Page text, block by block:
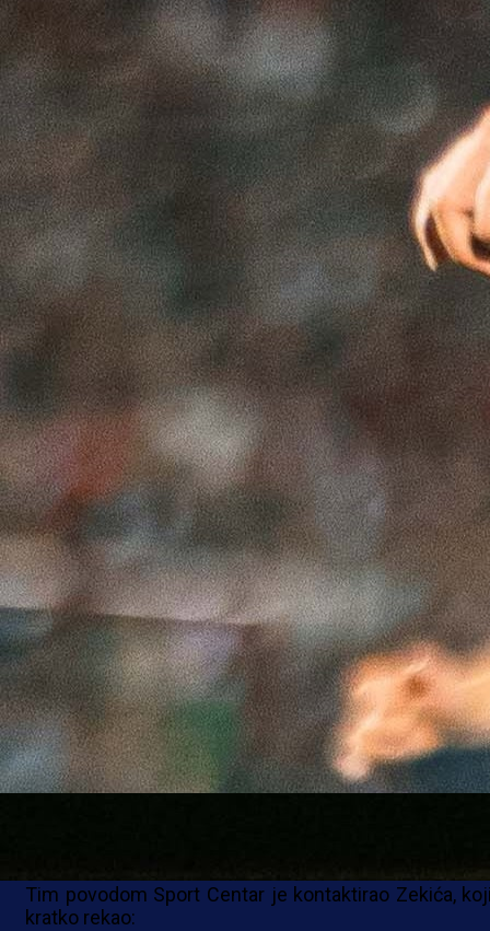
BIVŠI TRENER SARAJEVA
Zoran Zekić ime je koje se sve češće čuje kao
ponovno rješenje za klupu Fudbalskog kluba
nakon razočaravajuće sezone u kojoj su
zaobišli Koševo.
Hrvatski stručnjak je s bordo klubom osvojio Kup
2025. u svojoj prvoj sezoni, ali i podnio
augustu iste godine, nakon lošeg početka sezone.
Podsjetimo, njegovom odlasku prethodila je
već na prvoj prepreci u Evropi protiv
Universitatee iz Krajove, a potom je uslijedio
remi od 4:4 u već čuvenom prvenstvenom meču
Koševu protiv Radnika iz Bijeljine.
No, kako mnogi smatraju da je pod Zekićem (51),
i napadačem bordo kluba, igra Sarajeva imala "i
rep", rasplamsale su se glasine da bi upravo on
naslijediti svog zemljaka Marija Cvitanovića na
Tim povodom Sport Centar je kontaktirao Zekića,
kratko rekao: